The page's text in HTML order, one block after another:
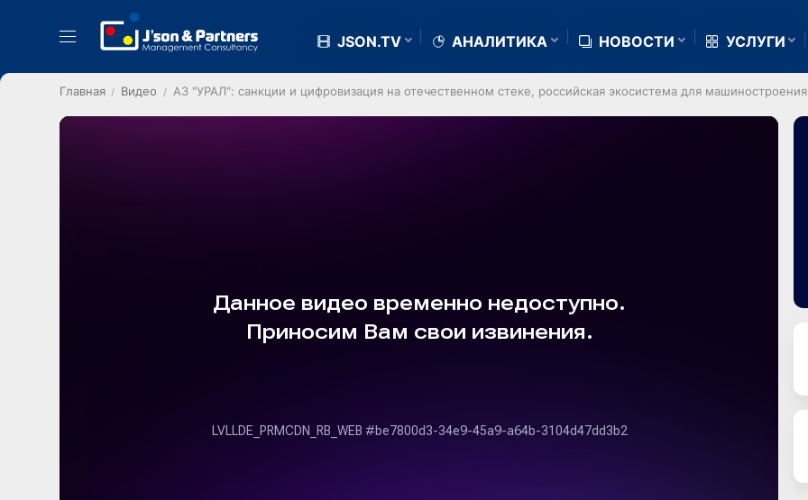
JSON.TV АНАЛИТИКА НОВОСТИ УСЛУГИ
Главная Видео АЗ "УРАЛ": санкции и цифровизация на отечественном стеке, российская экосистема для машиностроения